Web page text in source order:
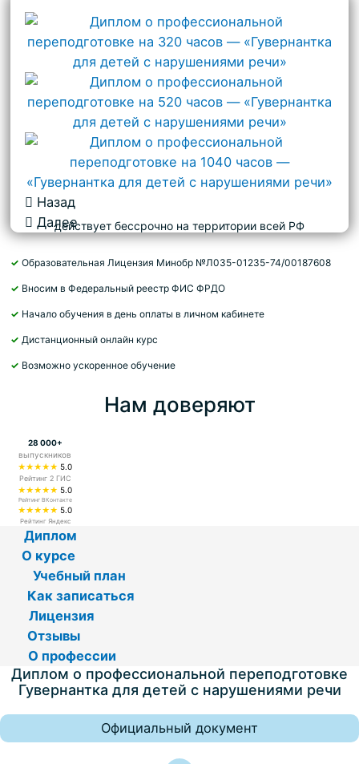
Назад
Далее
действует бессрочно на территории всей РФ
✓ Образовательная Лицензия Минобр №Л035-01235-74/00187608
✓ Вносим в Федеральный реестр ФИС ФРДО
✓ Начало обучения в день оплаты в личном кабинете
✓ Дистанционный онлайн курс
✓ Возможно ускоренное обучение
Нам доверяют
28 000+
выпускников
★★★★★ 5.0
Рейтинг 2 ГИС
★★★★★ 5.0
Рейтинг ВКонтакте
★★★★★ 5.0
Рейтинг Яндекс
Диплом
О курсе
Учебный план
Как записаться
Лицензия
Отзывы
О профессии
Диплом о профессиональной переподготовке
Гувернантка для детей с нарушениями речи
Официальный документ